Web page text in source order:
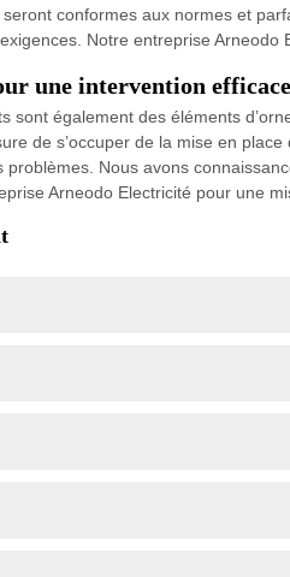
seront conformes aux normes et
Notre entreprise
une intervention
sont également des éléments
de s’occuper de la mise en
Nous avons
Arneodo Electricité pour une